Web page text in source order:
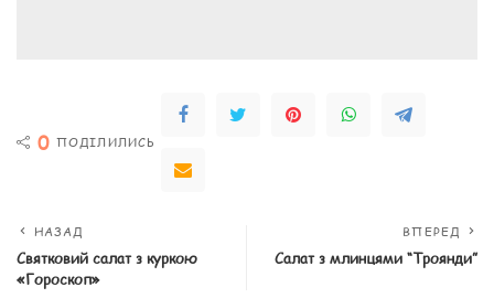
0 ПОДІЛИЛИСЬ
НАЗАД
Святковий салат з куркою
«Гороскоп»
ВПЕРЕД
Салат з млинцями “Троянди”